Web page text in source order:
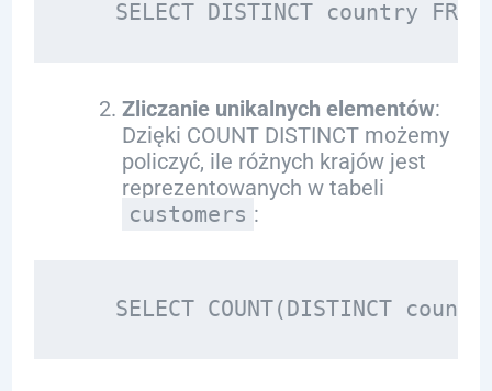
Zliczanie unikalnych elementów:
Dzięki COUNT DISTINCT możemy
policzyć, ile różnych krajów jest
reprezentowanych w tabeli
customers :